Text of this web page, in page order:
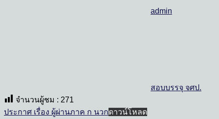
admin
สอบบรรจุ จศป.
จำนวนผู้ชม : 271
ประกาศ เรื่อง ผู้ผ่านภาค ก นวกดาวน์โหลด